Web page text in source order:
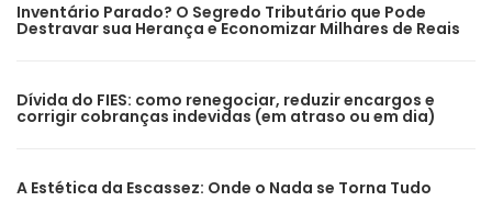
Inventário Parado? O Segredo Tributário que Pode
Destravar sua Herança e Economizar Milhares de Reais
Dívida do FIES: como renegociar, reduzir encargos e
corrigir cobranças indevidas (em atraso ou em dia)
A Estética da Escassez: Onde o Nada se Torna Tudo